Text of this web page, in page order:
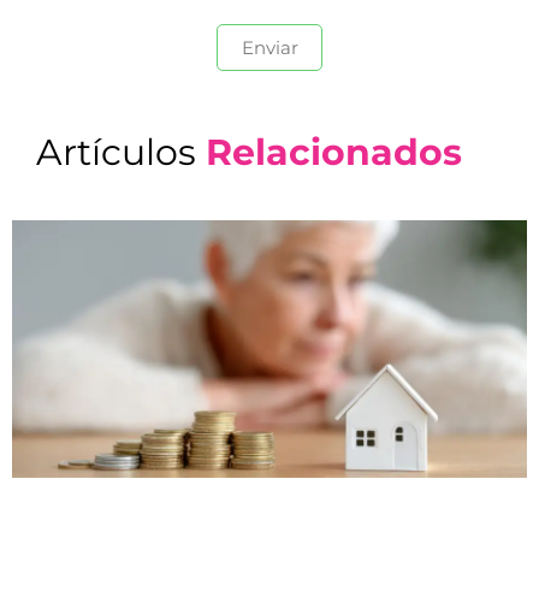
Artículos Relacionados